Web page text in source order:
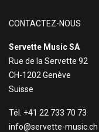
CONTACTEZ-NOUS
Servette Music SA
Rue de la Servette 92
CH-1202 Genève
Suisse
Tél. +41 22 733 70 73
info@servette-music.ch